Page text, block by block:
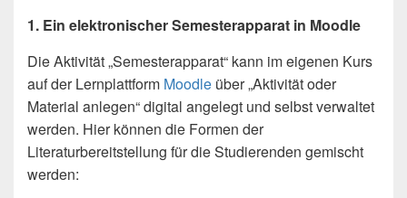
1. Ein elektronischer Semesterapparat in Moodle
Die Aktivität „Semesterapparat“ kann im eigenen Kurs
auf der Lernplattform Moodle über „Aktivität oder
Material anlegen“ digital angelegt und selbst verwaltet
werden. Hier können die Formen der
Literaturbereitstellung für die Studierenden gemischt
werden: